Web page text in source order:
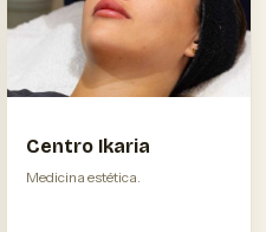
Centro Ikaria
Medicina estética.